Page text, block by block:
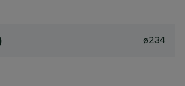
ø234